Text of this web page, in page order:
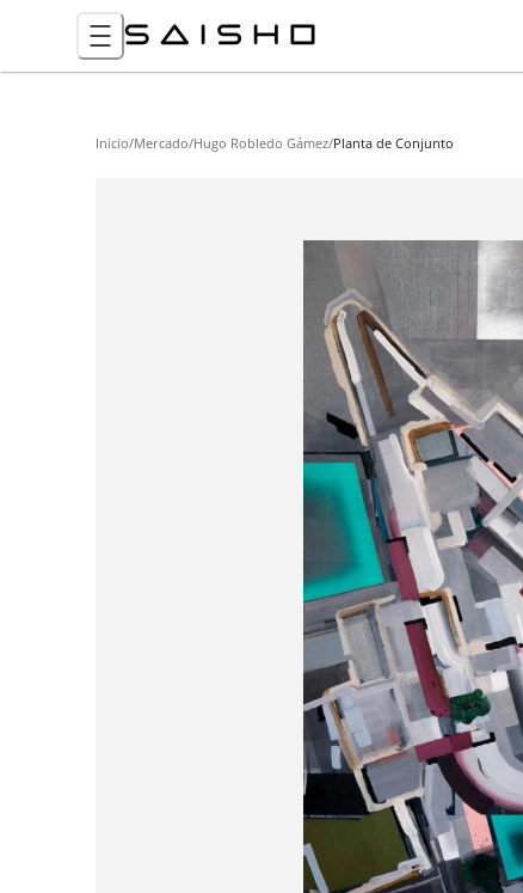
Inicio/Mercado/Hugo Robledo Gámez/Planta de Conjunto